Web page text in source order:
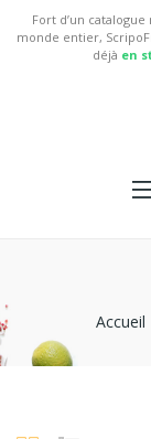
Fort d’un
monde entier,
déjà en
Accueil